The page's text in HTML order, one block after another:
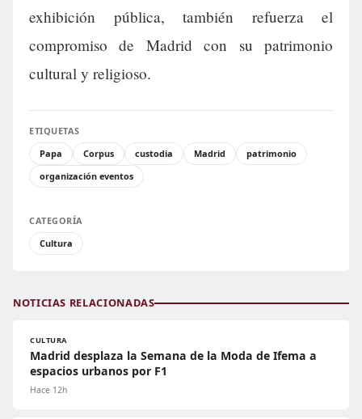
exhibición pública, también refuerza el
compromiso de Madrid con su patrimonio
cultural y religioso.
ETIQUETAS
Papa
Corpus custodia Madrid
patrimonio
organización eventos
CATEGORÍA
Cultura
NOTICIAS RELACIONADAS
CULTURA
Madrid desplaza la Semana de la Moda de Ifema a
espacios urbanos por F1
Hace 12h